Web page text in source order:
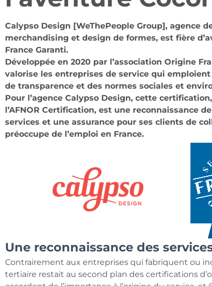
Calypso Design [WeThePeople Group], agence
merchandising et design de formes, est fière
France Garanti.
Développée en 2020 par l’association Origine
valorise les entreprises de service qui
de transparence et des normes sociales et
Pour l’agence Calypso Design, cette
l’AFNOR Certification, est une reconnaissance
services et une assurance pour ses clients de
préoccupe de l’emploi en France.
Une reconnaissance des
Contrairement aux entreprises qui fabriquent ou
tertiaire restait au second plan des certifications